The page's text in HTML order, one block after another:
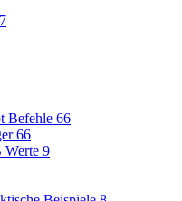
Befehle 66
66
9